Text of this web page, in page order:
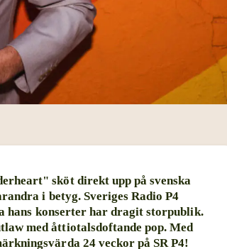
sköt direkt upp på svenska
i betyg. Sveriges Radio P4
hans konserter har dragit storpublik.
med åttiotalsdoftande pop. Med
24 veckor på SR P4!